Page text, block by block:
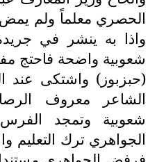
الحصري معلماً ولم
واذا به ينشر في
شعوبية واضحة فاحتج
(حبزبوز) واشتكى
الشاعر معروف
شعوبية وتمجد
الجواهري ترك التعليم